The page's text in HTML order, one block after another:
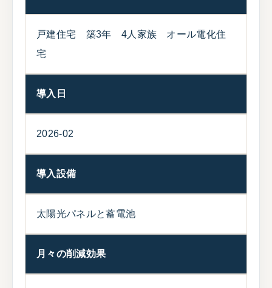
戸建住宅 築3年 4人家族 オール電化住
宅
導入日
2026-02
導入設備
太陽光パネルと蓄電池
月々の削減効果